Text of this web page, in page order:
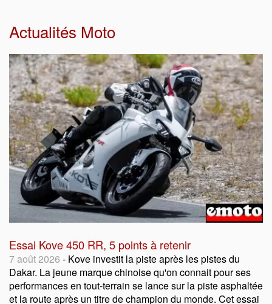
Actualités Moto
Essai Kove 450 RR, 5 points à retenir
7 août 2026 - Kove investit la piste après les pistes du
Dakar. La jeune marque chinoise qu'on connait pour ses
performances en tout-terrain se lance sur la piste asphaltée
et la route après un titre de champion du monde. Cet essai